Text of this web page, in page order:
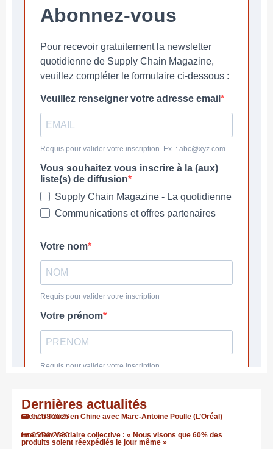
Dernières actualités
07/08/2026
French Touch en Chine avec Marc-Antoine Poulle (L’Oréal)
05/08/2026
Interview Vestiaire collective : « Nous visons que 60% des
produits soient réexpédiés le jour même »